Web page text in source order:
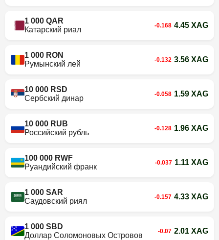
1 000 QAR
Катарский риал
-0.168 4.45 XAG
1 000 RON
Румынский лей
-0.132 3.56 XAG
10 000 RSD
Сербский динар
-0.058 1.59 XAG
10 000 RUB
Российский рубль
-0.128 1.96 XAG
100 000 RWF
Руандийский франк
-0.037 1.11 XAG
1 000 SAR
Саудовский риял
-0.157 4.33 XAG
1 000 SBD
Доллар Соломоновых Островов
-0.07 2.01 XAG